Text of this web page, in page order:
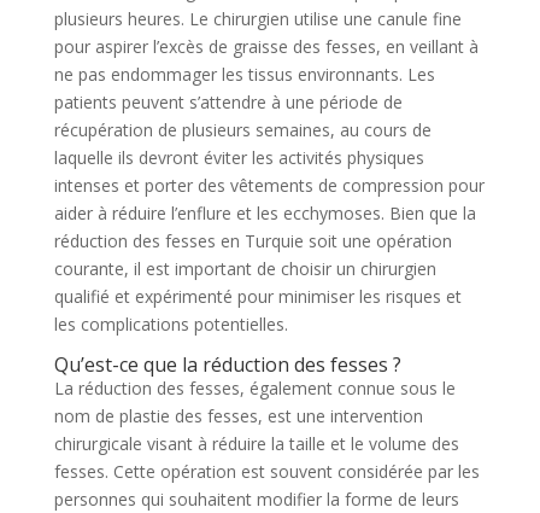
plusieurs heures. Le chirurgien utilise une canule fine
pour aspirer l’excès de graisse des fesses, en veillant à
ne pas endommager les tissus environnants. Les
patients peuvent s’attendre à une période de
récupération de plusieurs semaines, au cours de
laquelle ils devront éviter les activités physiques
intenses et porter des vêtements de compression pour
aider à réduire l’enflure et les ecchymoses. Bien que la
réduction des fesses en Turquie soit une opération
courante, il est important de choisir un chirurgien
qualifié et expérimenté pour minimiser les risques et
les complications potentielles.
Qu’est-ce que la réduction des fesses ?
La réduction des fesses, également connue sous le
nom de plastie des fesses, est une intervention
chirurgicale visant à réduire la taille et le volume des
fesses. Cette opération est souvent considérée par les
personnes qui souhaitent modifier la forme de leurs